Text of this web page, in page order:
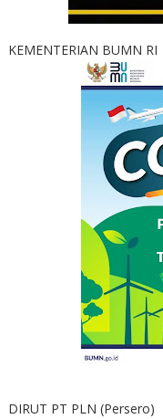
KEMENTERIAN BUMN RI
DIRUT PT PLN (Persero)